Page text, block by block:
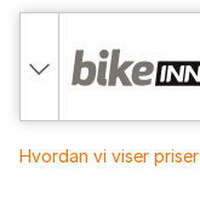
Hvordan vi viser priser